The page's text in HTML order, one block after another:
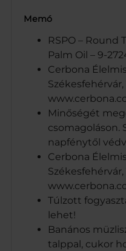
Memó
RSPO – Round
Palm Oil – 9-
Cerbona
Székesfehérvár,
Minőségét
csomagoláson.
napfénytől
Cerbona
Székesfehérvár,
Túlzott
lehet!
Banános
talppal, cukor